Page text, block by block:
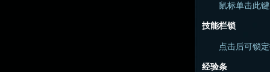
鼠标单击此键
技能栏锁
点击后可锁定
经验条